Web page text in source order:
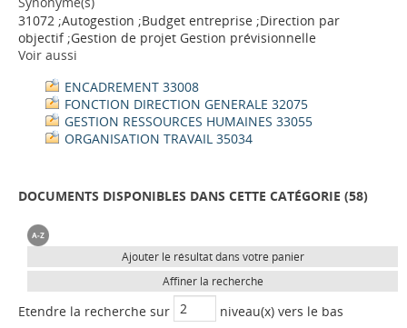
31072 ;Autogestion ;Budget entreprise ;Direction par
objectif ;Gestion de projet Gestion prévisionnelle
Voir aussi
ENCADREMENT 33008
FONCTION DIRECTION GENERALE 32075
GESTION RESSOURCES HUMAINES 33055
ORGANISATION TRAVAIL 35034
DOCUMENTS DISPONIBLES DANS CETTE CATÉGORIE (58)
Ajouter le résultat dans votre panier
Affiner la recherche
Etendre la recherche sur niveau(x) vers le bas